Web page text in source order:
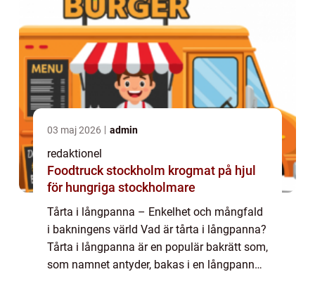
03 maj 2026 admin
redaktionel
Foodtruck stockholm krogmat på hjul
för hungriga stockholmare
Tårta i långpanna – Enkelhet och mångfald
i bakningens värld Vad är tårta i långpanna?
Tårta i långpanna är en populär bakrätt som,
som namnet antyder, bakas i en långpanna.